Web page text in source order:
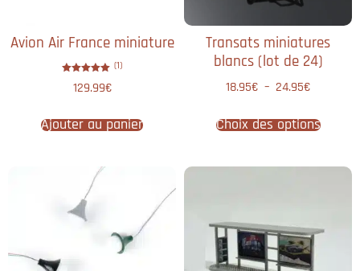
Avion Air France miniature
5.00
(1)
129.99€
Ajouter au panier
Transats miniatures
blancs (lot de 24)
18.95€ – 24.95€
Choix des options